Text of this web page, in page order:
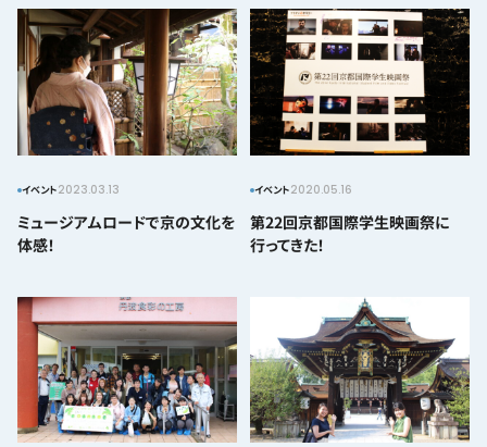
イベント2023.03.13
ミュージアムロードで京の文化を
体感！
イベント2020.05.16
第22回京都国際学生映画祭に
行ってきた！